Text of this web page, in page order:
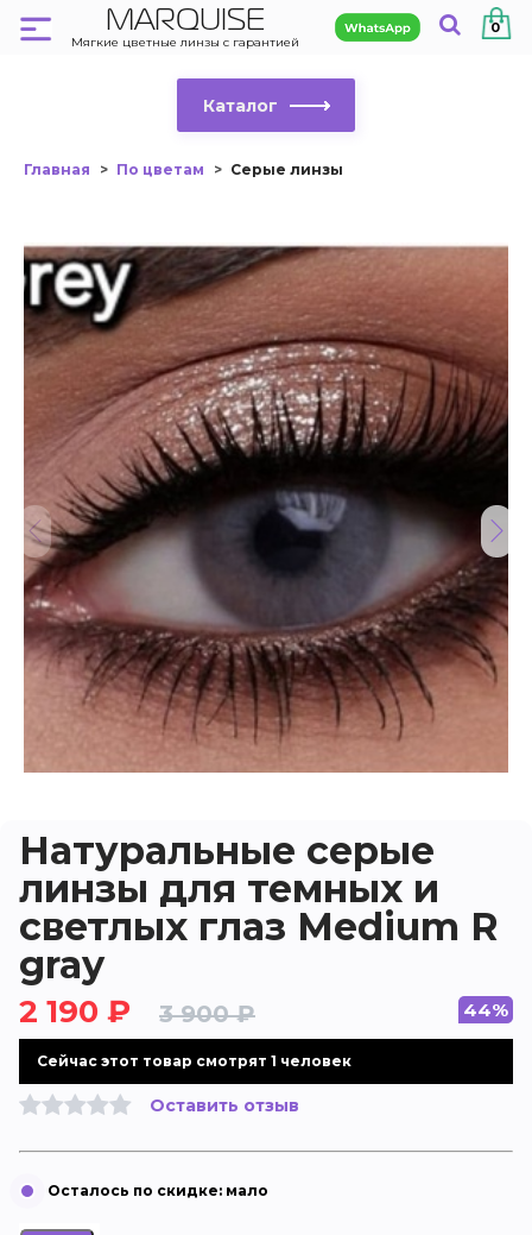
MARQUISE
Мягкие цветные линзы с гарантией
0
Каталог
Главная По цветам Серые линзы
Натуральные серые
линзы для темных и
светлых глаз Medium R
gray
2 190 ₽ 3 900 ₽ 44%
Cейчас этот товар смотрят 1 человек
Оставить отзыв